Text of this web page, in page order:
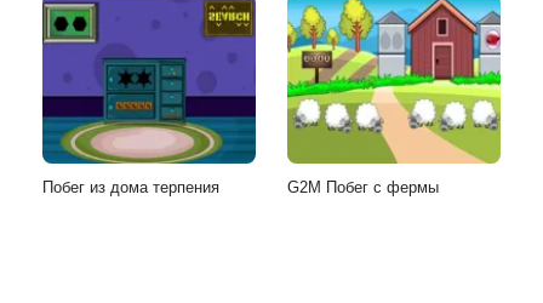
Побег из дома терпения G2M Побег с фермы